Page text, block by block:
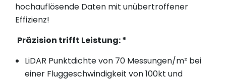
hochauflösende Daten mit unübertroffener
Effizienz!
Präzision trifft Leistung: *
LiDAR Punktdichte von 70 Messungen/m² bei
einer Fluggeschwindigkeit von 100kt und